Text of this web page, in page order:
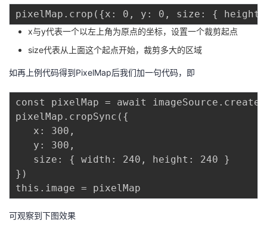
x与y代表一个以左上角为原点的坐标，设置一个裁剪起点
size代表从上面这个起点开始，裁剪多大的区域
如再上例代码得到PixelMap后我们加一句代码，即
const pixelMap = await
pixelMap.cropSync({
   x: 300,
   y: 300,
   size: { width: 240, height: 240 }
})
可观察到下图效果